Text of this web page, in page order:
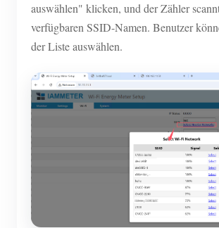
auswählen" klicken, und der Zähler
verfügbaren SSID-Namen. Benutzer
der Liste auswählen.